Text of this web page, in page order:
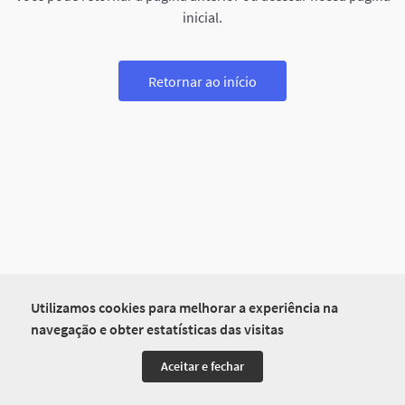
Utilizamos cookies para melhorar a experiência na
navegação e obter estatísticas das visitas
Aceitar e fechar
inicial.
Retornar ao início